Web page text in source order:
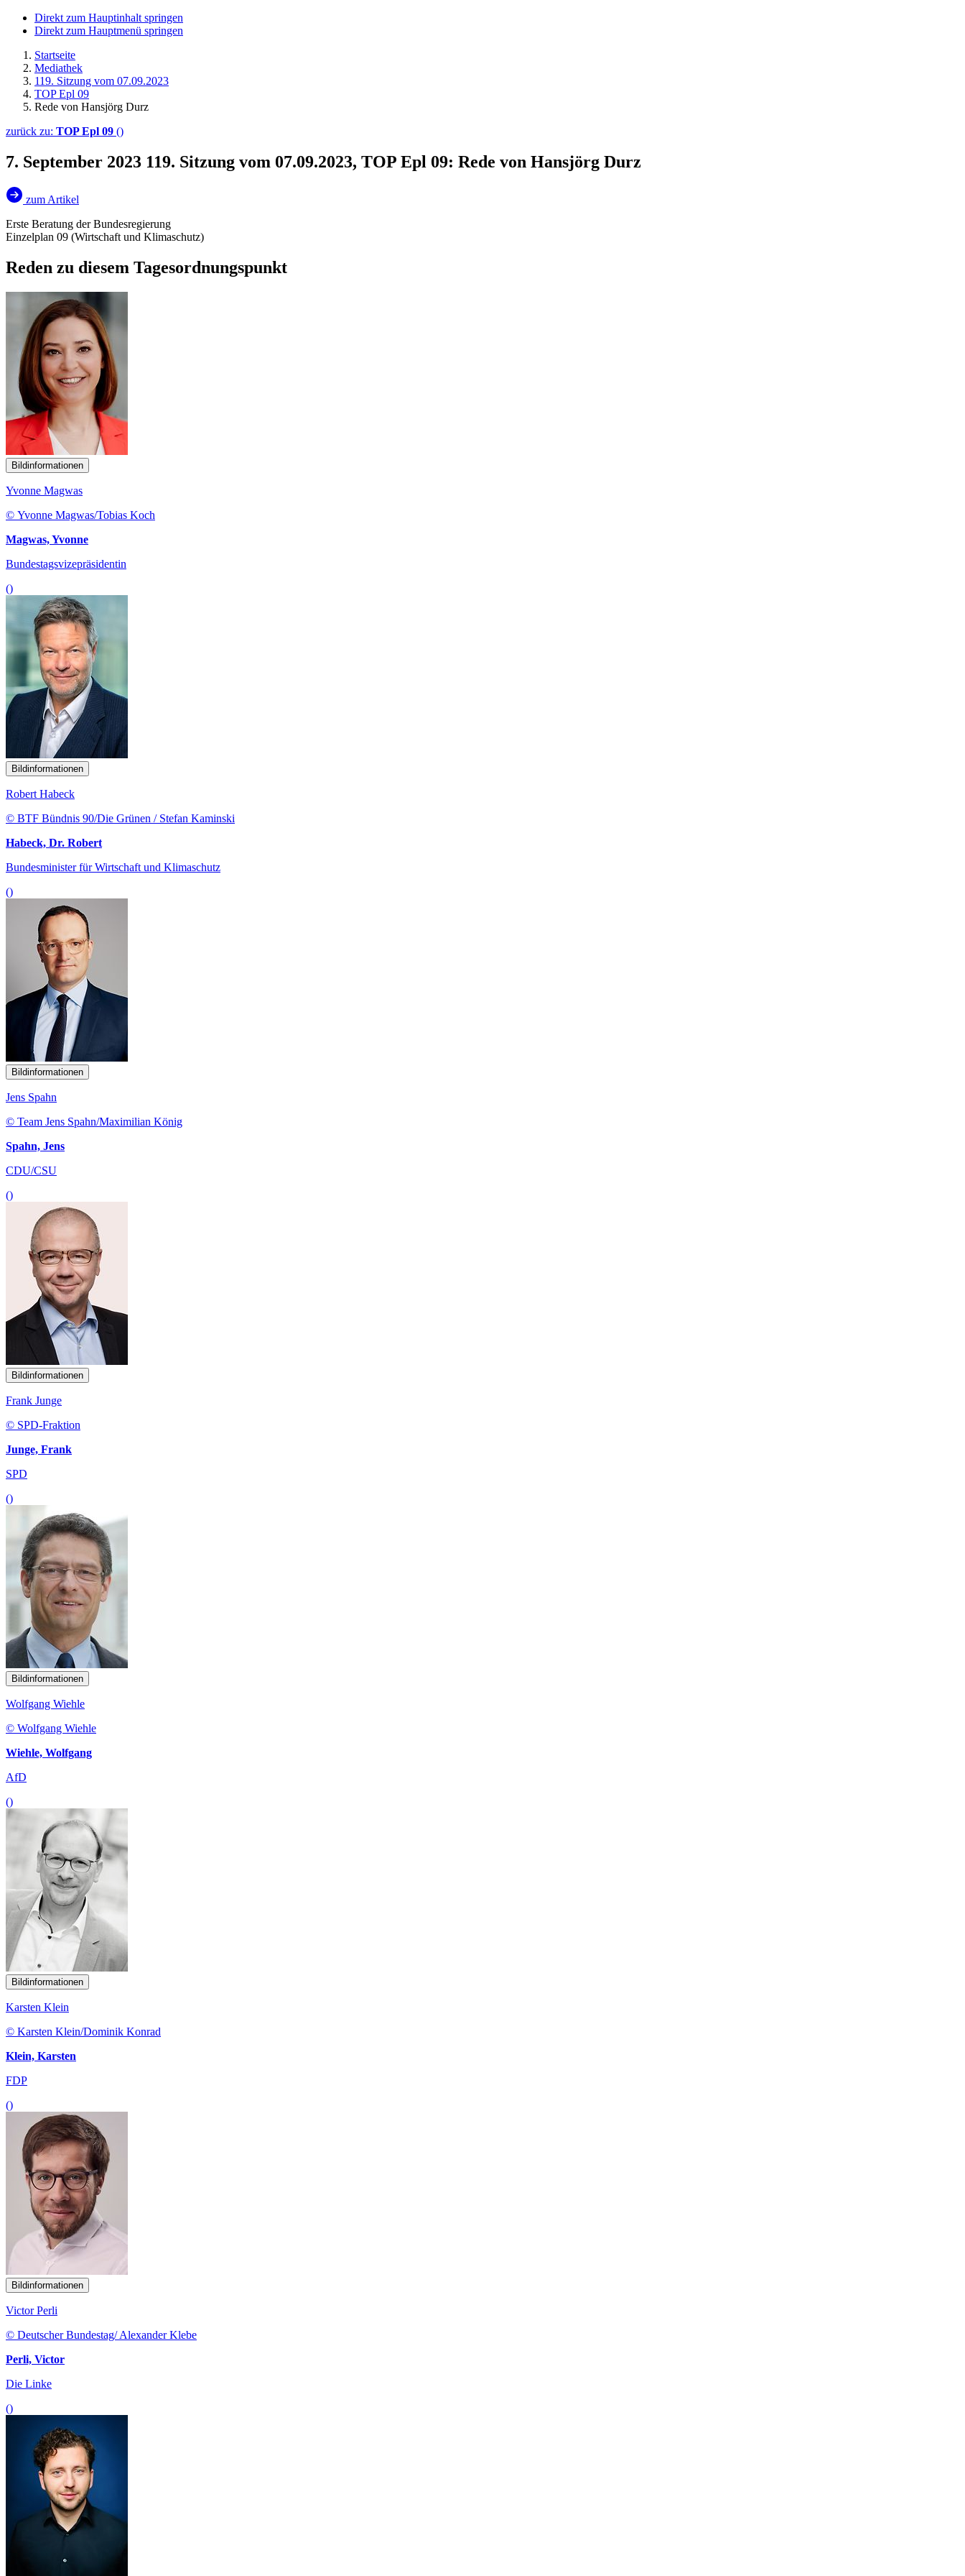
Direkt zum Hauptinhalt springen
Direkt zum Hauptmenü springen
Startseite
Mediathek
119. Sitzung vom 07.09.2023
TOP Epl 09
Rede von Hansjörg Durz
zurück zu: TOP Epl 09 ()
7. September 2023 119. Sitzung vom 07.09.2023, TOP Epl 09: Rede von Hansjörg Durz
zum Artikel
Erste Beratung der Bundesregierung
Einzelplan 09 (Wirtschaft und Klimaschutz)
Reden zu diesem Tagesordnungspunkt
Bildinformationen
Yvonne Magwas
© Yvonne Magwas/Tobias Koch
Magwas, Yvonne
Bundestagsvizepräsidentin
()
Bildinformationen
Robert Habeck
© BTF Bündnis 90/Die Grünen / Stefan Kaminski
Habeck, Dr. Robert
Bundesminister für Wirtschaft und Klimaschutz
()
Bildinformationen
Jens Spahn
© Team Jens Spahn/Maximilian König
Spahn, Jens
CDU/CSU
()
Bildinformationen
Frank Junge
© SPD-Fraktion
Junge, Frank
SPD
()
Bildinformationen
Wolfgang Wiehle
© Wolfgang Wiehle
Wiehle, Wolfgang
AfD
()
Bildinformationen
Karsten Klein
© Karsten Klein/Dominik Konrad
Klein, Karsten
FDP
()
Bildinformationen
Victor Perli
© Deutscher Bundestag/ Alexander Klebe
Perli, Victor
Die Linke
()